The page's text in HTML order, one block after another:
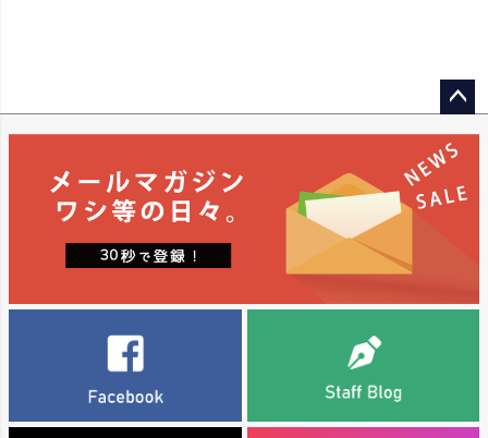
厳選されたブドウを使用し、非常に高密度で栽培することで、濃縮感と複雑
味を備えた最高品質のワインを生み出しています。ヴィラフォンテのワイン
は、特別な日の贈り物やご自身へのご褒美にぴったりの一本です！
イギリス/ハンプシャー州とウェスト・サセックス州のブドウを使用。土壌は
石灰質とグリーンサンドとなっています。
■醸造について
48ヶ月間の瓶内熟成を行っています。ドサージュ9.4g/L。アルコール度
■ナイティンバーについて
ナイティンバーが追求してきたことはただひとつ。それは、英国の地で世界
最高峰のスパークリングワインを造ることです。ナイティンバーは、イギリ
ス産スパークリングワインの第一人者として、シャルドネ、ピノ・ノワー
ル、ピノ・ムニエの3品種のブドウを自社畑で栽培しています。
ジト
へ